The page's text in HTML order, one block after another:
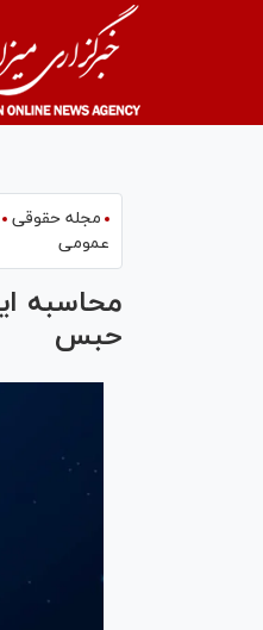
مجله حقوقی
عمومی
محاسبه
حبس